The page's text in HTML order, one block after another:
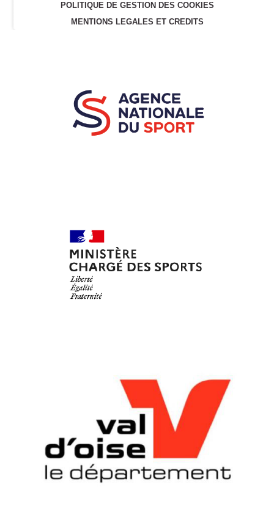
POLITIQUE DE GESTION DES COOKIES
MENTIONS LEGALES ET CREDITS